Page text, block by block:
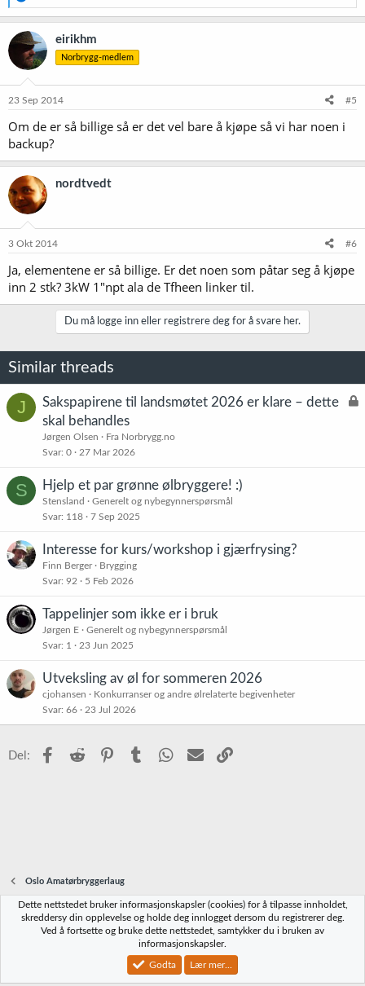
e
a
k
s
j
o
e
eirikhm
Norbrygg-medlem
23 Sep 2014 #5
Om de er så billige så er det vel bare å kjøpe så vi har noen i
backup?
nordtvedt
3 Okt 2014 #6
Ja, elementene er så billige. Er det noen som påtar seg å kjøpe
inn 2 stk? 3kW 1"npt ala de Tfheen linker til.
Du må logge inn eller registrere deg for å svare her.
Similar threads
J
L
Sakspapirene til landsmøtet 2026 er klare – dette
skal behandles
Jørgen Olsen
Fra Norbrygg.no
Svar 0 27 Mar 2026
S Hjelp et par grønne ølbryggere! :)
Stensland
Generelt og nybegynnerspørsmål
Svar 118 7 Sep 2025
Interesse for kurs/workshop i gjærfrysing?
Finn Berger
Brygging
Svar 92 5 Feb 2026
Tappelinjer som ikke er i bruk
Jørgen E
Generelt og nybegynnerspørsmål
Svar 1 23 Jun 2025
Utveksling av øl for sommeren 2026
cjohansen
Konkurranser og andre ølrelaterte begivenheter
Svar 66 23 Jul 2026
Del: Facebook
Reddit PinterestTumblr WhatsApp
E-post
Oslo Amatørbryggerlaug
Norbrygg-default
Vilkår og regler Personvernregler
Community platform by XenForo® © 2010-2023 XenForo Ltd.
Dette nettstedet bruker informasjonskapsler (cookies) for å tilpasse innholdet,
skreddersy din opplevelse og holde deg innlogget dersom du registrerer deg.
Ved å fortsette og bruke dette nettstedet, samtykker du i bruken av
informasjonskapsler.
Godta Lær mer...